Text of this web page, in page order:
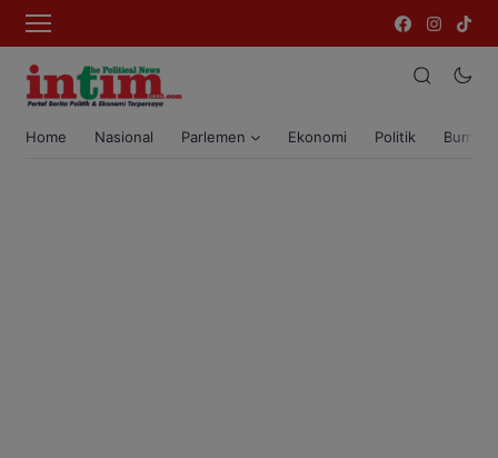
Home Nasional Parlemen Ekonomi Politik Bumi